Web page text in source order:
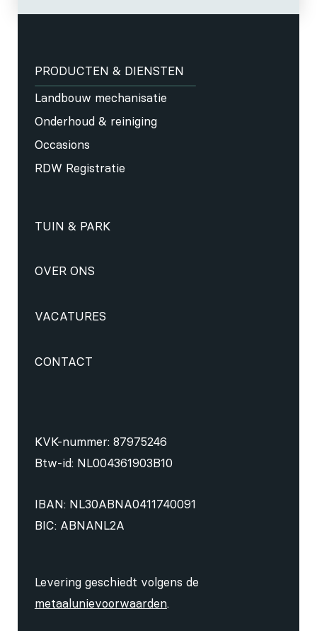
PRODUCTEN & DIENSTEN
Landbouw mechanisatie
Onderhoud & reiniging
Occasions
RDW Registratie
TUIN & PARK
OVER ONS
VACATURES
CONTACT
KVK-nummer: 87975246
Btw-id: NL004361903B10
IBAN: NL30ABNA0411740091
BIC: ABNANL2A
Levering geschiedt volgens de
metaalunievoorwaarden.